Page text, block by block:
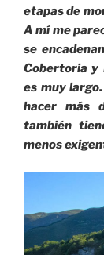
etapas de
A mí me
se
Cobertoria y
es muy
hacer más
también
menos